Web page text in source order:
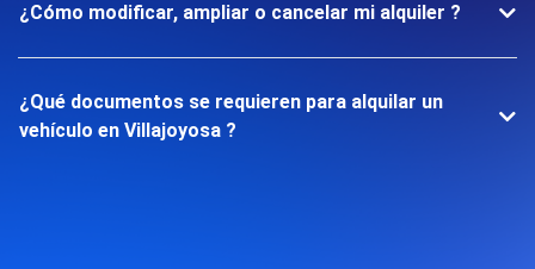
¿Cómo modificar, ampliar o cancelar mi alquiler ?
¿Qué documentos se requieren para alquilar un
vehículo en Villajoyosa ?